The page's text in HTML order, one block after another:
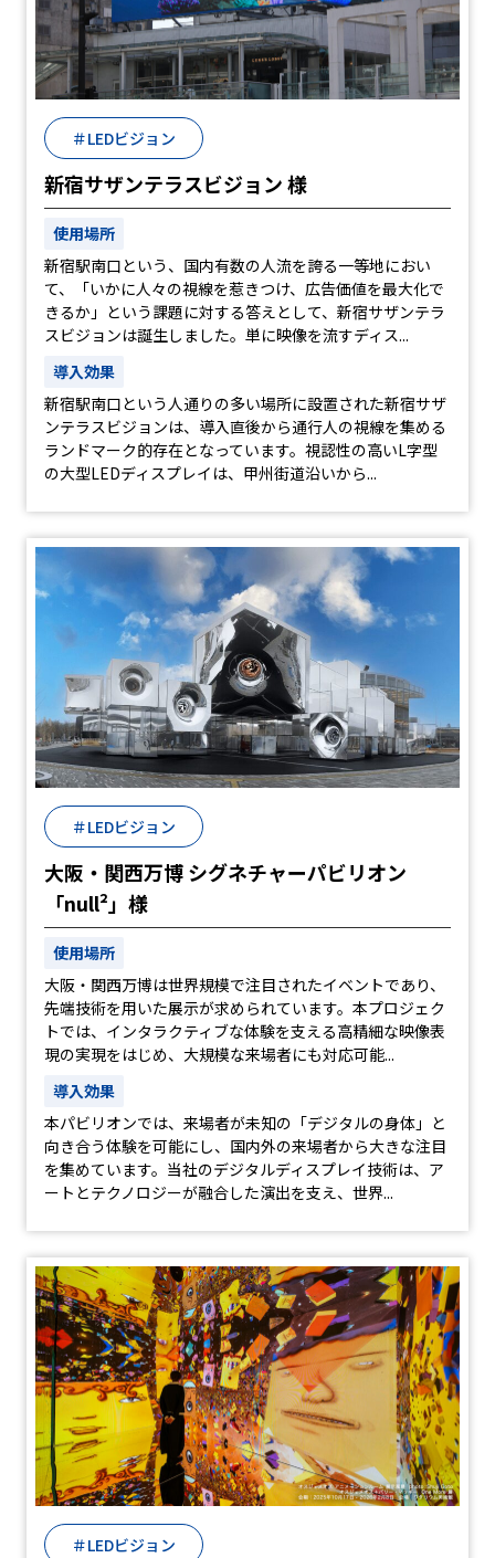
＃LEDビジョン
新宿サザンテラスビジョン 様
使用場所
新宿駅南口という、国内有数の人流を誇る一等地におい
て、「いかに人々の視線を惹きつけ、広告価値を最大化で
きるか」という課題に対する答えとして、新宿サザンテラ
スビジョンは誕生しました。単に映像を流すディス...
導入効果
新宿駅南口という人通りの多い場所に設置された新宿サザ
ンテラスビジョンは、導入直後から通行人の視線を集める
ランドマーク的存在となっています。視認性の高いL字型
の大型LEDディスプレイは、甲州街道沿いから...
＃LEDビジョン
大阪・関西万博 シグネチャーパビリオン
「null²」様
使用場所
大阪・関西万博は世界規模で注目されたイベントであり、
先端技術を用いた展示が求められています。本プロジェク
トでは、インタラクティブな体験を支える高精細な映像表
現の実現をはじめ、大規模な来場者にも対応可能...
導入効果
本パビリオンでは、来場者が未知の「デジタルの身体」と
向き合う体験を可能にし、国内外の来場者から大きな注目
を集めています。当社のデジタルディスプレイ技術は、ア
ートとテクノロジーが融合した演出を支え、世界...
＃LEDビジョン